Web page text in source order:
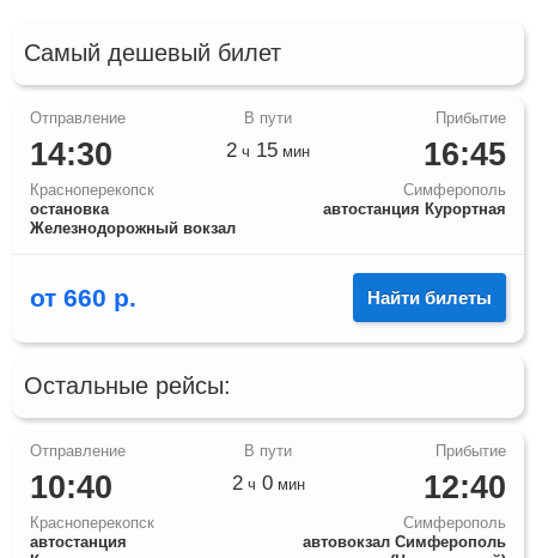
Самый дешевый билет
14:30
Красноперекопск
остановка
Железнодорожный вокзал
16:45
Симферополь
автостанция Курортная
2 ч 15 мин
от 660 р. Найти билеты
Остальные рейсы:
10:40
Красноперекопск
автостанция
12:40
Симферополь
автовокзал Симферополь
2ч 0мин